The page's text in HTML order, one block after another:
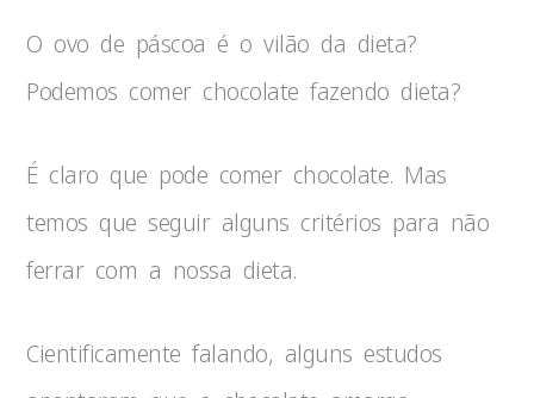
O ovo de páscoa é o vilão da dieta?
Podemos comer chocolate fazendo dieta?
É claro que pode comer chocolate. Mas
temos que seguir alguns critérios para não
ferrar com a nossa dieta.
Cientificamente falando, alguns estudos